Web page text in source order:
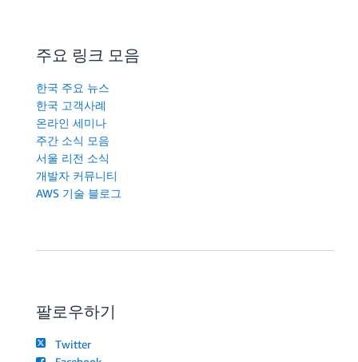
주요 링크 모음
한국 주요 뉴스
한국 고객사례
온라인 세미나
주간 소식 모음
서울 리전 소식
개발자 커뮤니티
AWS 기술 블로그
팔로우하기
Twitter